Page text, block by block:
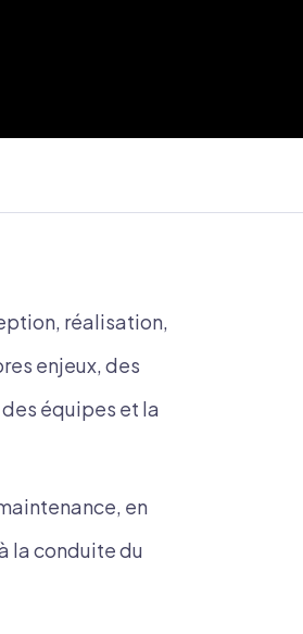
réalisation,
enjeux, des
équipes et la
en
la conduite du